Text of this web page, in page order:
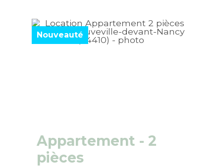
Nouveauté
Appartement - 2
pièces